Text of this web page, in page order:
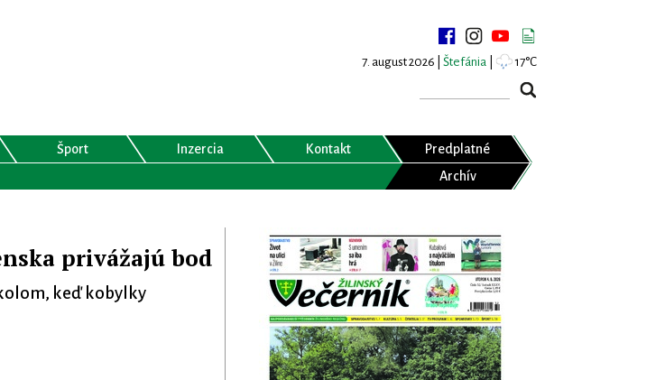
7. august 2026 | Štefánia 17°C
Šport Inzercia Kontakt
Predplatné
Archív
privážajú bod
keď kobylky